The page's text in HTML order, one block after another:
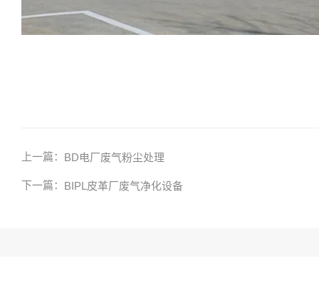
上一篇： BD电厂废气粉尘处理
下一篇： BIPL皮革厂废气净化设备